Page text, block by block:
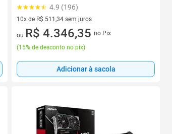
4.9 (196)
10x de R$ 511,34 sem juros
10 vez de R$ 511,34 sem juros
ou R$ 4.346,35 no Pix
(15% de desconto no pix)
Adicionar à sacola